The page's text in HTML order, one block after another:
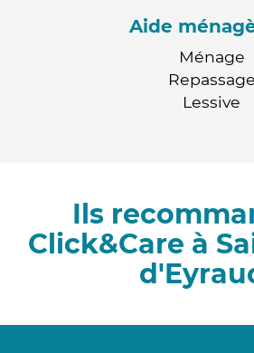
Aide
Ménage
Repassage
Lessive
Ils
Click&Care à